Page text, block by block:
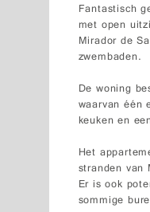
Fantastisch
met open
Mirador de
zwembaden.
De woning
waarvan één
keuken en
Het
stranden
Er is ook
sommige